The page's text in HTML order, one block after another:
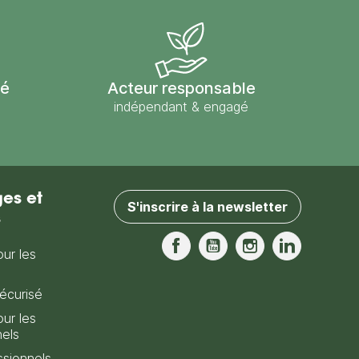
Acteur responsable
indépendant & engagé
et
les
les
S'inscrire à la newsletter